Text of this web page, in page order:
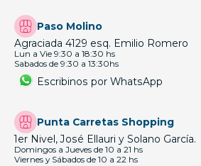
Paso Molino
Agraciada 4129 esq. Emilio Romero
Lun a Vie 9:30 a 18:30 hs
Sabados de 9:30 a 13:30hs
Escribinos por WhatsApp
Punta Carretas Shopping
1er Nivel, José Ellauri y Solano García.
Domingos a Jueves de 10 a 21 hs
Viernes y Sábados de 10 a 22 hs